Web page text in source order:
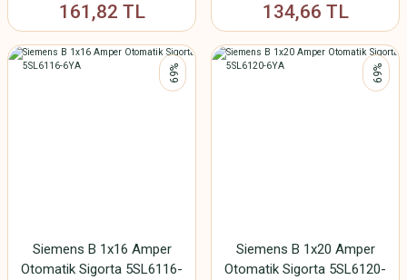
161,82 TL 134,66 TL
%69
Siemens B 1x16 Amper
Otomatik Sigorta 5SL6116-
%69
Siemens B 1x20 Amper
Otomatik Sigorta 5SL6120-